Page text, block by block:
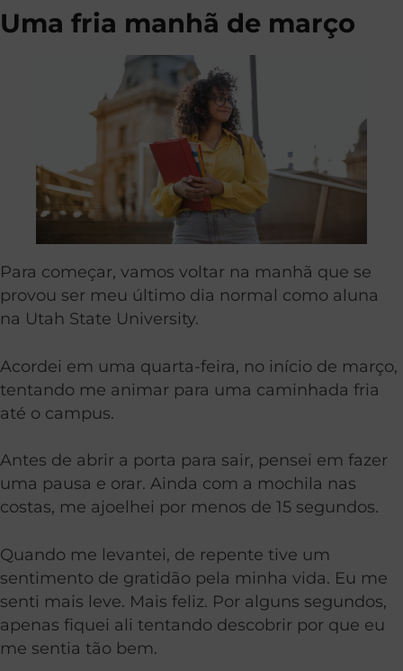
Uma fria manhã de março
Para começar, vamos voltar na manhã que se
provou ser meu último dia normal como aluna
na Utah State University.
Acordei em uma quarta-feira, no início de março,
tentando me animar para uma caminhada fria
até o campus.
Antes de abrir a porta para sair, pensei em fazer
uma pausa e orar. Ainda com a mochila nas
costas, me ajoelhei por menos de 15 segundos.
Quando me levantei, de repente tive um
sentimento de gratidão pela minha vida. Eu me
senti mais leve. Mais feliz. Por alguns segundos,
apenas fiquei ali tentando descobrir por que eu
me sentia tão bem.